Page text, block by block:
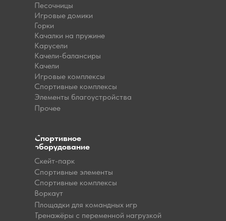
Воркаут
Площадки для командных игр
Скейт-парк
Спортивные элементы
Спортивные комплексы
Тренажёры с переменной нагрузкой
Горки
Игровые домики
Игровые комплексы
Карусели
Качалки на пружине
Качели
Качели-балансиры
Песочницы
Прочее
Спортивные комплексы
Элементы благоустройства
Спортивное
оборудование